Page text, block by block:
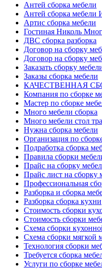
Антей сборка мебели
Антей сборка мебели
Артис сборка мебели
Гостиная Николь
ДВС сборка разборка
Договор на сборку
Договор на сборку
Заказать сборку
Заказы сборка мебели
КАЧЕСТВЕННАЯ
Компания по сборке
Мастер по сборке
Много мебели сборка
Много мебели стол
Нужна сборка мебели
Организация по
Подработка сборка
Правила сборки
Прайс на сборку
Прайс лист на сборку
Профессиональная
Разборка и сборка
Разборка сборка кухни
Стоимость сборки
Стоимость сборки
Схема сборки
Схема сборки мягкой
Технология сборки
Требуется сборка
Услуги по сборке